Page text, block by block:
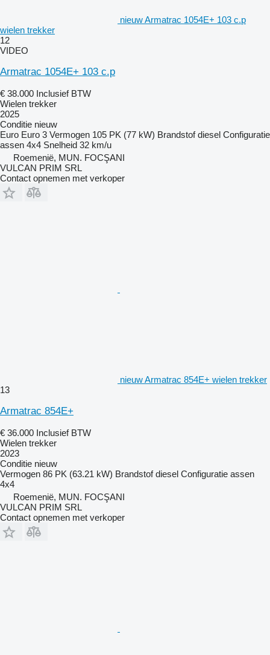
nieuw Armatrac 1054E+ 103 c.p
wielen trekker
12
VIDEO
Armatrac 1054E+ 103 c.p
€ 38.000 Inclusief BTW
Wielen trekker
2025
Conditie nieuw
Euro Euro 3 Vermogen 105 PK (77 kW) Brandstof diesel Configuratie
assen 4x4 Snelheid 32 km/u
Roemenië, MUN. FOCŞANI
VULCAN PRIM SRL
Contact opnemen met verkoper
nieuw Armatrac 854E+ wielen trekker
13
Armatrac 854E+
€ 36.000 Inclusief BTW
Wielen trekker
2023
Conditie nieuw
Vermogen 86 PK (63.21 kW) Brandstof diesel Configuratie assen
4x4
Roemenië, MUN. FOCŞANI
VULCAN PRIM SRL
Contact opnemen met verkoper